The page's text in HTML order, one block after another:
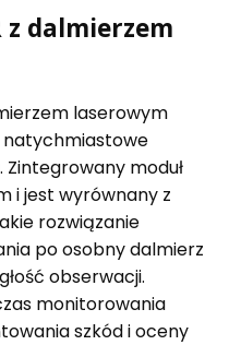
z dalmierzem
laserowym
natychmiastowe
Zintegrowany moduł
i jest wyrównany z
rozwiązanie
po osobny dalmierz
obserwacji.
monitorowania
szkód i oceny